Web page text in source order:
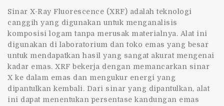
Sinar X-Ray Fluorescence (XRF) adalah teknologi
canggih yang digunakan untuk menganalisis
komposisi logam tanpa merusak materialnya. Alat ini
digunakan di laboratorium dan toko emas yang besar
untuk mendapatkan hasil yang sangat akurat mengenai
kadar emas. XRF bekerja dengan memancarkan sinar
X ke dalam emas dan mengukur energi yang
dipantulkan kembali. Dari sinar yang dipantulkan, alat
ini dapat menentukan persentase kandungan emas